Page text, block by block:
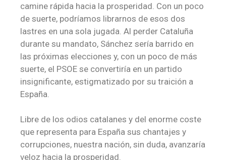
camine rápida hacia la prosperidad. Con un poco
de suerte, podríamos librarnos de esos dos
lastres en una sola jugada. Al perder Cataluña
durante su mandato, Sánchez sería barrido en
las próximas elecciones y, con un poco de más
suerte, el PSOE se convertiría en un partido
insignificante, estigmatizado por su traición a
España.
Libre de los odios catalanes y del enorme coste
que representa para España sus chantajes y
corrupciones, nuestra nación, sin duda, avanzaría
veloz hacia la prosperidad.